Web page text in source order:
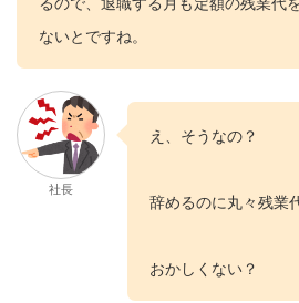
ないとですね。
社長
え、そうなの？
辞めるのに丸々残業
おかしくない？